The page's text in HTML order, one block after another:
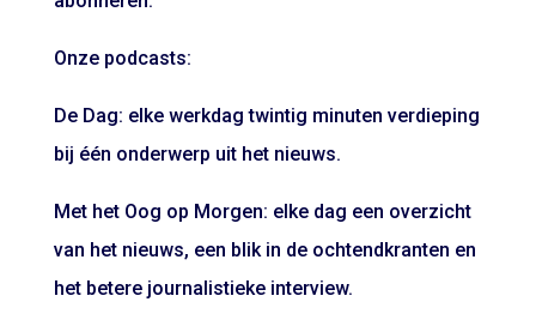
Onze podcasts:
De Dag: elke werkdag twintig minuten verdieping
bij één onderwerp uit het nieuws.
Met het Oog op Morgen: elke dag een overzicht
van het nieuws, een blik in de ochtendkranten en
het betere journalistieke interview.